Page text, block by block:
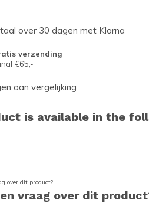
over 30 dagen met Klarna
verzending
€65,-
aan vergelijking
is available in the
vraag over dit